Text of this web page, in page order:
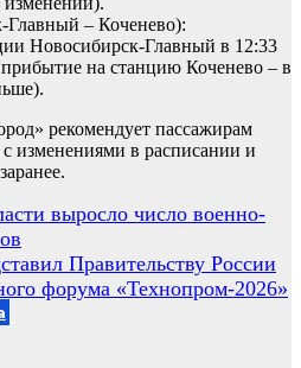
– Коченево):
Новосибирск-Главный в 12:33
на станцию Коченево – в
рекомендует пассажирам
изменениями в расписании и
выросло число военно-
Правительству России
форума «Технопром-2026»